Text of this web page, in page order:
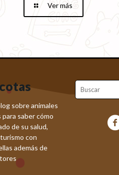
Ver más
sobre animales
saber cómo
de su salud,
con
además de